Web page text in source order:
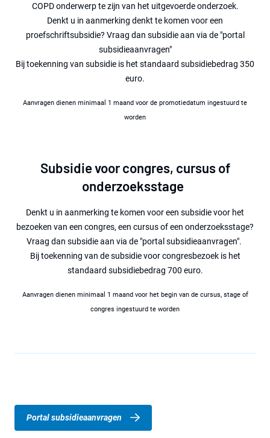
COPD onderwerp te zijn van het uitgevoerde onderzoek.
Denkt u in aanmerking denkt te komen voor een
proefschriftsubsidie? Vraag dan subsidie aan via de "portal
subsidieaanvragen"
Bij toekenning van subsidie is het standaard subsidiebedrag 350
euro.
Aanvragen dienen minimaal 1 maand voor de promotiedatum ingestuurd te
worden
Subsidie voor congres, cursus of
onderzoeksstage
Denkt u in aanmerking te komen voor een subsidie voor het
bezoeken van een congres, een cursus of een onderzoeksstage?
Vraag dan subsidie aan via de "portal subsidieaanvragen".
Bij toekenning van de subsidie voor congresbezoek is het
standaard subsidiebedrag 700 euro.
Aanvragen dienen minimaal 1 maand voor het begin van de cursus, stage of
congres ingestuurd te worden
Portal subsidieaanvragen